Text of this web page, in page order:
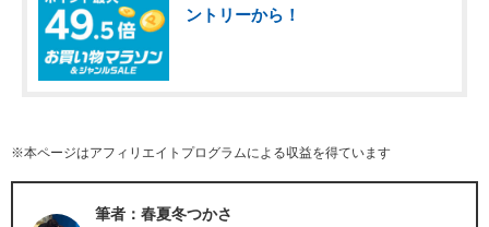
ントリーから！
※本ページはアフィリエイトプログラムによる収益を得ています
筆者：春夏冬つかさ